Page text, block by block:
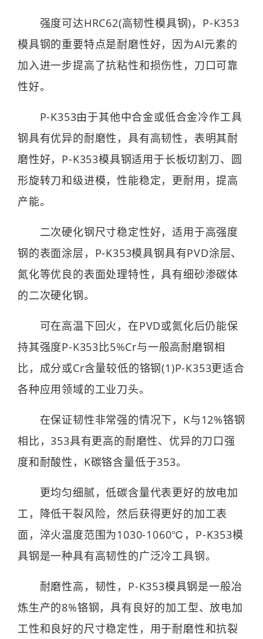
强度可达HRC62(高韧性模具钢)，P-K353
模具钢的重要特点是耐磨性好，因为Al元素的
加入进一步提高了抗粘性和损伤性，刀口可靠
性好。
P-K353由于其他中合金或低合金冷作工具
钢具有优异的耐磨性，具有高韧性，表明其耐
磨性好，P-K353模具钢适用于长板切割刀、圆
形旋转刀和级进模，性能稳定，更耐用，提高
产能。
二次硬化钢尺寸稳定性好，适用于高强度
钢的表面涂层，P-K353模具钢具有PVD涂层、
氮化等优良的表面处理特性，具有细砂渗碳体
的二次硬化钢。
可在高温下回火，在PVD或氮化后仍能保
持其强度P-K353比5%Cr与一般高耐磨钢相
比，成分或Cr含量较低的铬钢(1)P-K353更适合
各种应用领域的工业刀头。
在保证韧性非常强的情况下，K与12%铬钢
相比，353具有更高的耐磨性、优异的刀口强
度和耐酸性，K碳铬含量低于353。
更均匀细腻，低碳含量代表更好的放电加
工，降低干裂风险，然后获得更好的加工表
面，淬火温度范围为1030-1060℃，P-K353模
具钢是一种具有高韧性的广泛冷工具钢。
耐磨性高，韧性，P-K353模具钢是一般冶
炼生产的8%铬钢，具有良好的加工型、放电加
工性和良好的尺寸稳定性，用于耐磨性和抗裂